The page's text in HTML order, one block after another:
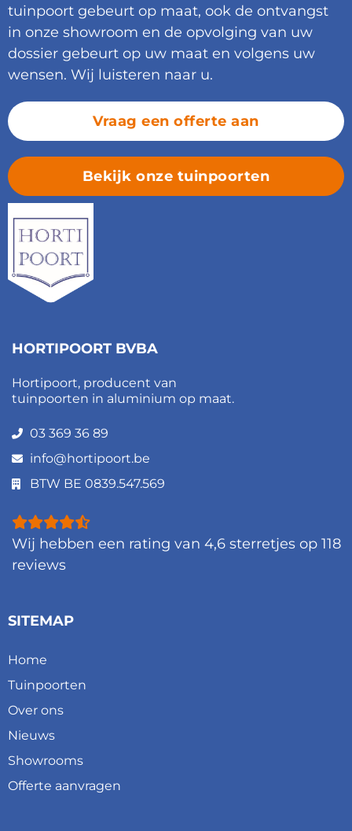
tuinpoort gebeurt op maat, ook de ontvangst
in onze showroom en de opvolging van uw
dossier gebeurt op uw maat en volgens uw
wensen. Wij luisteren naar u.
Vraag een offerte aan
Bekijk onze tuinpoorten
HORTIPOORT BVBA
Hortipoort, producent van
tuinpoorten in aluminium op maat.
03 369 36 89
info@hortipoort.be
BTW BE 0839.547.569
Wij hebben een rating van 4,6 sterretjes op 118
reviews
SITEMAP
Home
Tuinpoorten
Over ons
Nieuws
Showrooms
Offerte aanvragen